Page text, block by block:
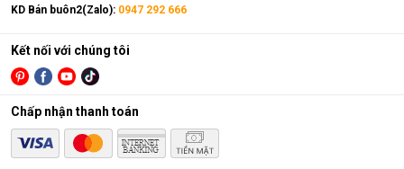
KD Bán buôn2(Zalo): 0947 292 666
Kết nối với chúng tôi
Chấp nhận thanh toán